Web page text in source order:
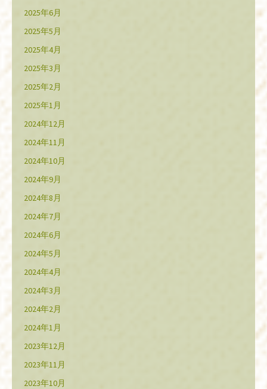
2025年6月
2025年5月
2025年4月
2025年3月
2025年2月
2025年1月
2024年12月
2024年11月
2024年10月
2024年9月
2024年8月
2024年7月
2024年6月
2024年5月
2024年4月
2024年3月
2024年2月
2024年1月
2023年12月
2023年11月
2023年10月